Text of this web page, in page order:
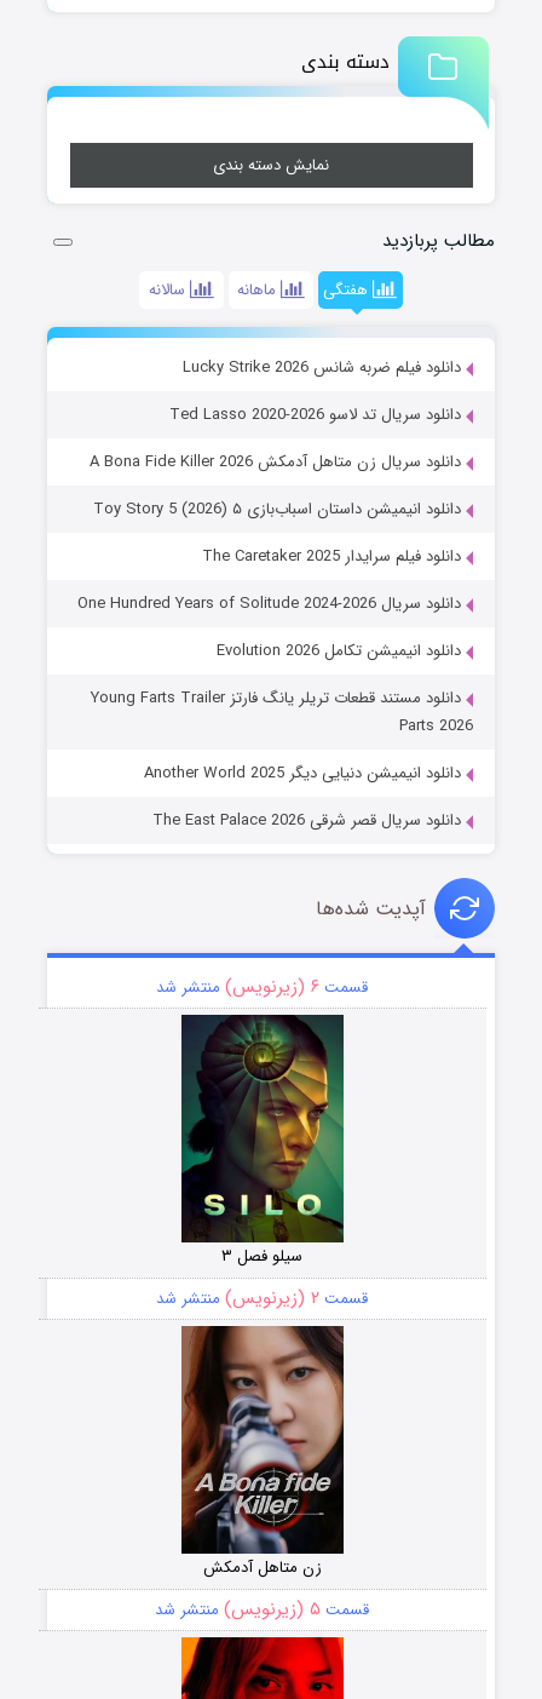
دسته بندی
نمایش دسته بندی
مطالب پربازدید
هفتگی ماهانه سالانه
دانلود فیلم ضربه شانس Lucky Strike 2026
دانلود سریال تد لاسو Ted Lasso 2020-2026
دانلود سریال زن متاهل آدمکش A Bona Fide Killer 2026
دانلود انیمیشن داستان اسباب‌بازی ۵ Toy Story 5 (2026)
دانلود فیلم سرایدار The Caretaker 2025
دانلود سریال One Hundred Years of Solitude 2024-2026
دانلود انیمیشن تکامل Evolution 2026
دانلود مستند قطعات تریلر یانگ فارتز Young Farts Trailer
Parts 2026
دانلود انیمیشن دنیایی دیگر Another World 2025
دانلود سریال قصر شرقی The East Palace 2026
آپدیت شده‌ها
قسمت ۶ (زیرنویس) منتشر شد
سیلو فصل ۳
قسمت ۲ (زیرنویس) منتشر شد
زن متاهل آدمکش
قسمت ۵ (زیرنویس) منتشر شد